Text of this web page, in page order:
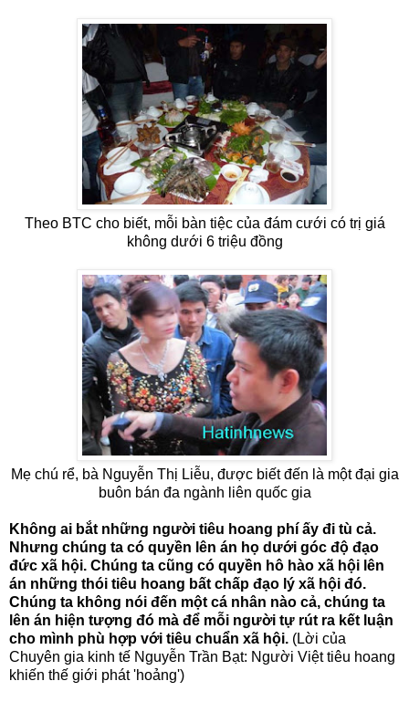
Theo BTC cho biết, mỗi bàn tiệc của đám cưới có trị giá
không dưới 6 triệu đồng
Mẹ chú rể, bà Nguyễn Thị Liễu, được biết đến là một đại gia
buôn bán đa ngành liên quốc gia
Không ai bắt những người tiêu hoang phí ấy đi tù cả.
Nhưng chúng ta có quyền lên án họ dưới góc độ đạo
đức xã hội. Chúng ta cũng có quyền hô hào xã hội lên
án những thói tiêu hoang bất chấp đạo lý xã hội đó.
Chúng ta không nói đến một cá nhân nào cả, chúng ta
lên án hiện tượng đó mà để mỗi người tự rút ra kết luận
cho mình phù hợp với tiêu chuẩn xã hội. (Lời của
Chuyên gia kinh tế Nguyễn Trần Bạt: Người Việt tiêu hoang
khiến thế giới phát 'hoảng')